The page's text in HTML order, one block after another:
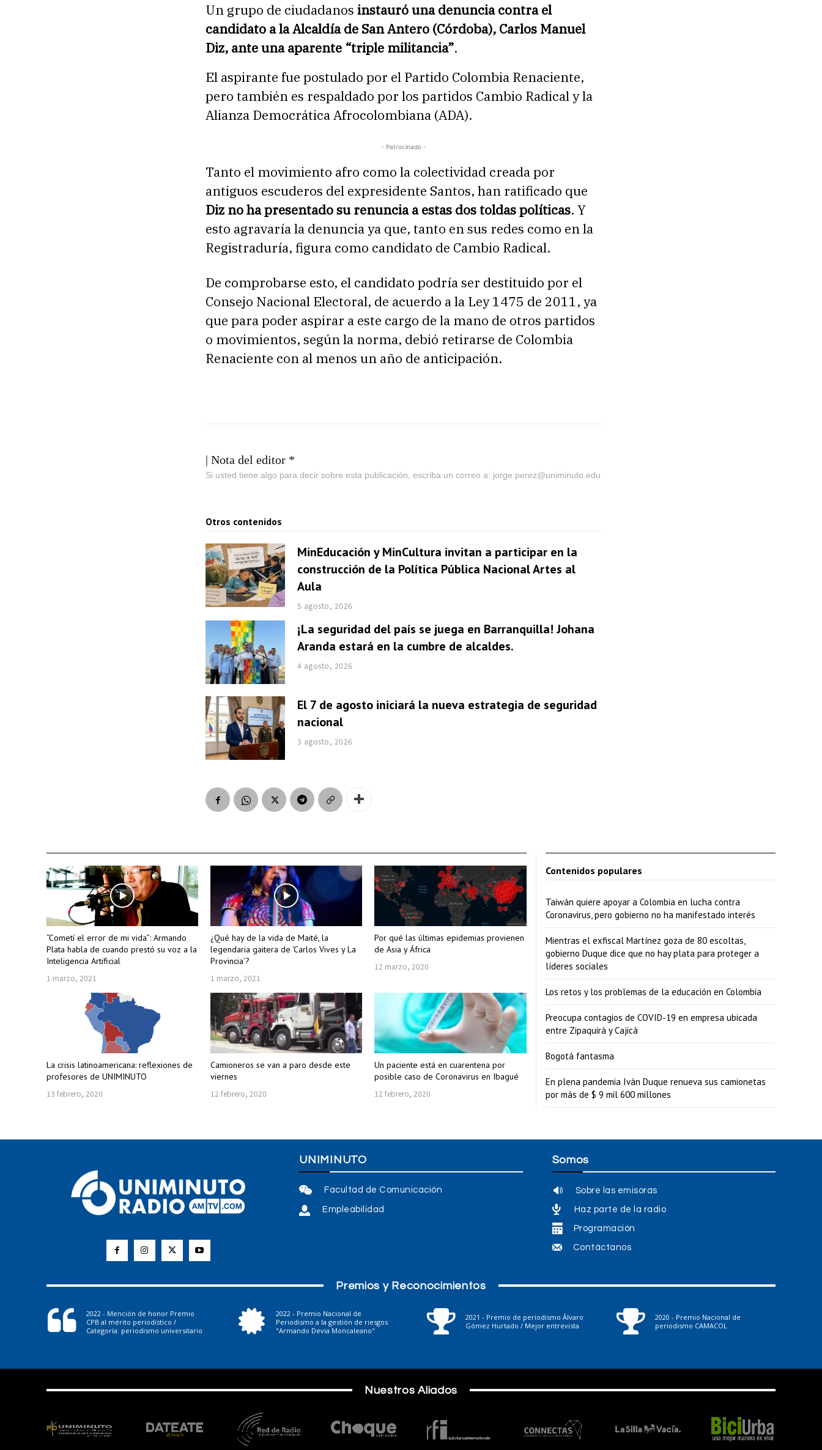
Un grupo de ciudadanos instauró una denuncia contra el
candidato a la Alcaldía de San Antero (Córdoba), Carlos Manuel
Diz, ante una aparente “triple militancia”.
El aspirante fue postulado por el Partido Colombia Renaciente,
pero también es respaldado por los partidos Cambio Radical y la
Alianza Democrática Afrocolombiana (ADA).
- Patrocinado -
Tanto el movimiento afro como la colectividad creada por
antiguos escuderos del expresidente Santos, han ratificado que
Diz no ha presentado su renuncia a estas dos toldas políticas. Y
esto agravaría la denuncia ya que, tanto en sus redes como en la
Registraduría, figura como candidato de Cambio Radical.
De comprobarse esto, el candidato podría ser destituido por el
Consejo Nacional Electoral, de acuerdo a la Ley 1475 de 2011, ya
que para poder aspirar a este cargo de la mano de otros partidos
o movimientos, según la norma, debió retirarse de Colombia
Renaciente con al menos un año de anticipación.
| Nota del editor *
Si usted tiene algo para decir sobre esta publicación, escriba un correo a: jorge.perez@uniminuto.edu
Otros contenidos
MinEducación y MinCultura invitan a participar en la
construcción de la Política Pública Nacional Artes al
Aula
5 agosto, 2026
¡La seguridad del país se juega en Barranquilla! Johana
Aranda estará en la cumbre de alcaldes.
4 agosto, 2026
El 7 de agosto iniciará la nueva estrategia de seguridad
nacional
3 agosto, 2026
“Cometí el error de mi vida”: Armando
Plata habla de cuando prestó su voz a la
Inteligencia Artificial
1 marzo, 2021
¿Qué hay de la vida de Maité, la
legendaria gaitera de ‘Carlos Vives y La
Provincia’?
1 marzo, 2021
Por qué las últimas epidemias provienen
de Asia y África
12 marzo, 2020
La crisis latinoamericana: reflexiones de
profesores de UNIMINUTO
13 febrero, 2020
Camioneros se van a paro desde este
viernes
12 febrero, 2020
Un paciente está en cuarentena por
posible caso de Coronavirus en Ibagué
12 febrero, 2020
Contenidos populares
Taiwán quiere apoyar a Colombia en lucha contra
Coronavirus, pero gobierno no ha manifestado interés
Mientras el exfiscal Martínez goza de 80 escoltas,
gobierno Duque dice que no hay plata para proteger a
líderes sociales
Los retos y los problemas de la educación en Colombia
Preocupa contagios de COVID-19 en empresa ubicada
entre Zipaquirá y Cajicá
Bogotá fantasma
En plena pandemia Iván Duque renueva sus camionetas
por más de $ 9 mil 600 millones
UNIMINUTO
Facultad de Comunicación
Empleabilidad
Somos
Sobre las emisoras
Haz parte de la radio
Programación
Contáctanos
Premios y Reconocimientos
2022 - Mención de honor Premio
CPB al mérito periodístico /
Categoría: periodismo universitario
2022 - Premio Nacional de
Periodismo a la gestión de riesgos
"Armando Devia Moncaleano"
2021 - Premio de periodismo Álvaro
Gómez Hurtado / Mejor entrevista
2020 - Premio Nacional de
periodismo CAMACOL
Nuestros Aliados